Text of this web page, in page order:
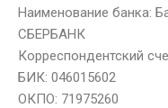
Наименование
СБЕРБАНК
Корреспондентский
БИК: 046015602
ОКПО: 71975260